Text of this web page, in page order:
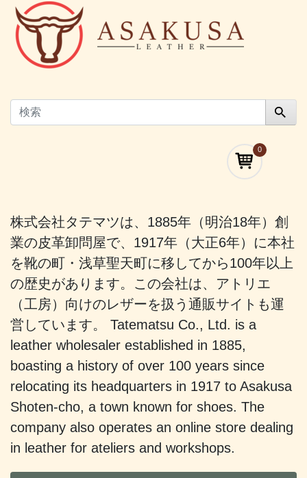
0
株式会社タテマツは、1885年（明治18年）創
業の皮革卸問屋で、1917年（大正6年）に本社
を靴の町・浅草聖天町に移してから100年以上
の歴史があります。この会社は、アトリエ
（工房）向けのレザーを扱う通販サイトも運
営しています。 Tatematsu Co., Ltd. is a
leather wholesaler established in 1885,
boasting a history of over 100 years since
relocating its headquarters in 1917 to Asakusa
Shoten-cho, a town known for shoes. The
company also operates an online store dealing
in leather for ateliers and workshops.